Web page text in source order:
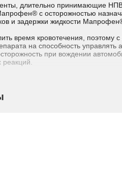
длительно принимающие
с осторожностью
и задержки жидкости
время кровотечения, поэтому с
на способность
при вождении